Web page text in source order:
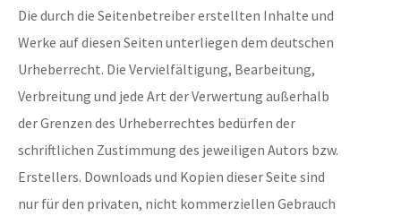
Die durch die Seitenbetreiber erstellten Inhalte und
Werke auf diesen Seiten unterliegen dem deutschen
Urheberrecht. Die Vervielfältigung, Bearbeitung,
Verbreitung und jede Art der Verwertung außerhalb
der Grenzen des Urheberrechtes bedürfen der
schriftlichen Zustimmung des jeweiligen Autors bzw.
Erstellers. Downloads und Kopien dieser Seite sind
nur für den privaten, nicht kommerziellen Gebrauch